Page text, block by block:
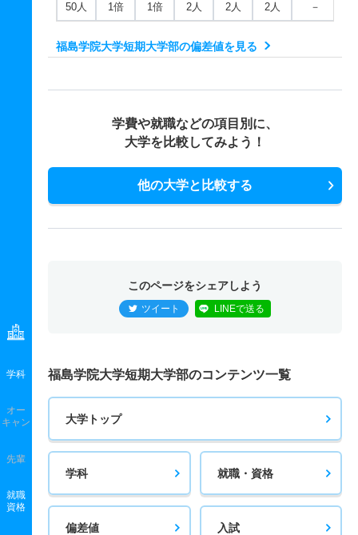
学科
オー
キャン
先輩
就職
資格
50人 1倍 1倍 2人 2人 2人 －
福島学院大学短期大学部の偏差値を見る
学費や就職などの項目別に、
大学を比較してみよう！
他の大学と比較する
このページをシェアしよう
ツイート LINEで送る
福島学院大学短期大学部のコンテンツ一覧
大学トップ
学科 就職・資格
偏差値 入試